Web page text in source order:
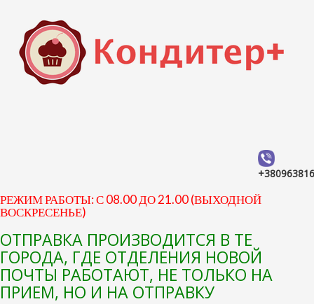
РЕЖИМ РАБОТЫ: С 08.00 ДО 21.00 (ВЫХОДНОЙ
ВОСКРЕСЕНЬЕ)
ОТПРАВКА ПРОИЗВОДИТСЯ В ТЕ
ГОРОДА, ГДЕ ОТДЕЛЕНИЯ НОВОЙ
ПОЧТЫ РАБОТАЮТ, НЕ ТОЛЬКО НА
ПРИЕМ, НО И НА ОТПРАВКУ